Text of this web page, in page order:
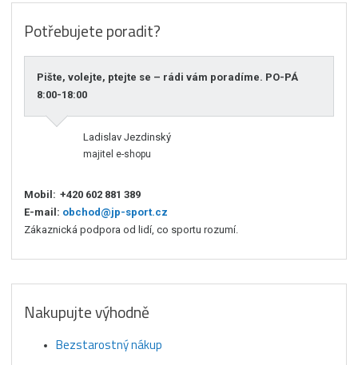
Potřebujete poradit?
Pište, volejte, ptejte se – rádi vám poradíme. PO-PÁ
8:00-18:00
Ladislav Jezdinský
majitel e-shopu
Mobil: +420 602 881 389
E-mail: obchod@jp-sport.cz
Zákaznická podpora od lidí, co sportu rozumí.
Nakupujte výhodně
Bezstarostný nákup